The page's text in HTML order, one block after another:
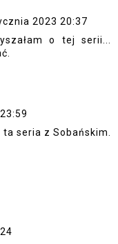
2023 20:37
o tej serii...
seria z Sobańskim.